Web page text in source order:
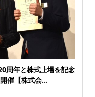
周年と株式上場を記念
催【株式会...